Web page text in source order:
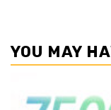
YOU MAY